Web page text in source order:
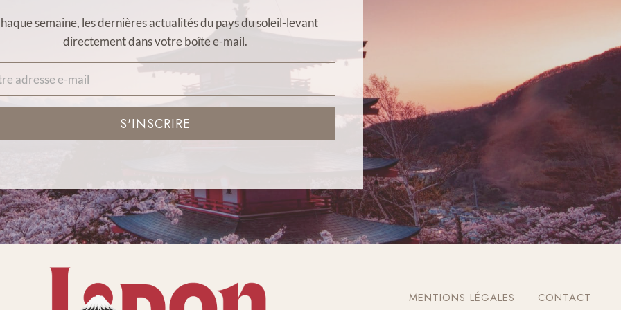
semaine, les dernières actualités du pays du soleil-levant
directement dans votre boîte e-mail.
S'INSCRIRE
MENTIONS LÉGALES CONTACT